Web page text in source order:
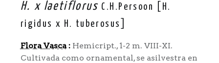
H. x laetiflorus C.H.Persoon [H.
rigidus x H. tuberosus]
Flora Vasca:Hemicript., 1-2 m. VIII-XI.
Cultivada como ornamental, se asilvestra en